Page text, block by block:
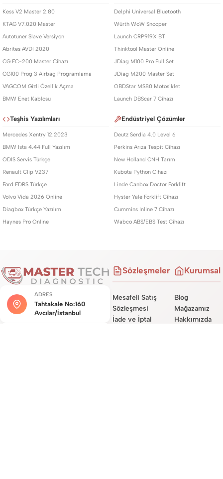
Kess V2 Master 2.80
KTAG V7.020 Master
Autotuner Slave Versiyon
Abrites AVDI 2020
CG FC-200 Master Cihazı
CG100 Prog 3 Airbag Programlama
VAGCOM Gizli Özellik Açma
BMW Enet Kablosu
Delphi Universal Bluetooth
Würth WoW Snooper
Launch CRP919X BT
Thinktool Master Online
JDiag M100 Pro Full Set
JDiag M200 Master Set
OBDStar MS80 Motosiklet
Launch DBScar 7 Cihazı
Teşhis Yazılımları
Mercedes Xentry 12.2023
BMW Ista 4.44 Full Yazılım
ODIS Servis Türkçe
Renault Clip V237
Ford FDRS Türkçe
Volvo Vida 2026 Online
Diagbox Türkçe Yazılım
Haynes Pro Online
Endüstriyel Çözümler
Deutz Serdia 4.0 Level 6
Perkins Arıza Tespit Cihazı
New Holland CNH Tarım
Kubota Python Cihazı
Linde Canbox Doctor Forklift
Hyster Yale Forklift Cihazı
Cummins Inline 7 Cihazı
Wabco ABS/EBS Test Cihazı
ADRES
Tahtakale No:160
Avcılar/İstanbul
Sözleşmeler
Mesafeli Satış
Sözleşmesi
İade ve İptal
Kurumsal
Blog
Mağazamız
Hakkımızda